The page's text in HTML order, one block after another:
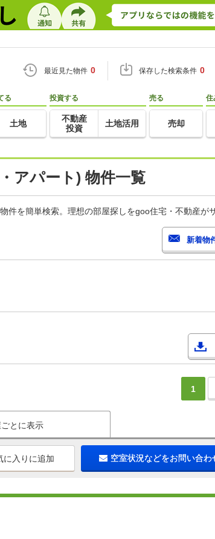
最近見た物件 0 保存した検索条件 0
る
土地
投資する
不動産
投資
土地活用
売る
売却
住
アパート) 物件一覧
を簡単検索。理想の部屋探しをgoo住宅・不動産が
1
とに表示
に入りに追加 空室状況などをお問い合わ